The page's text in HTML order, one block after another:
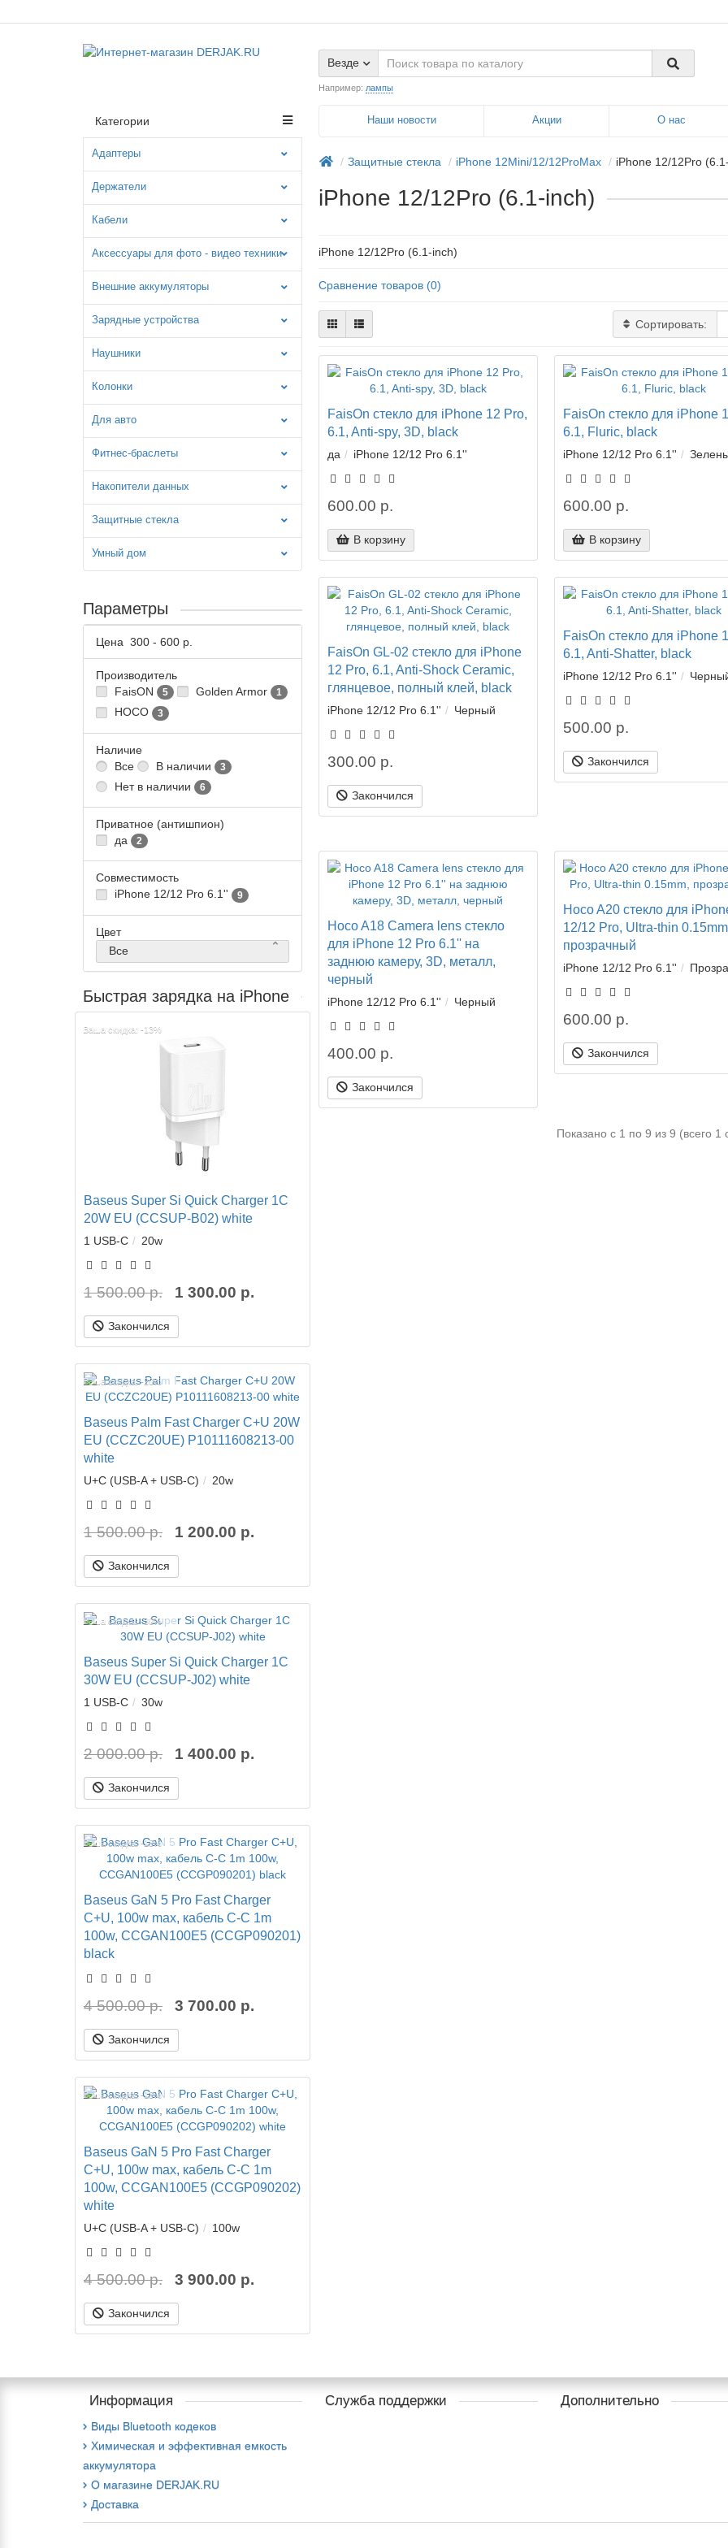
Везде
Например: лампы
Наши новости Акции О нас
Категории
Адаптеры
Держатели
Кабели
Аксессуары для фото - видео техники
Внешние аккумуляторы
Зарядные устройства
Наушники
Колонки
Для авто
Фитнес-браслеты
Накопители данных
Защитные стекла
Умный дом
Защитные стекла iPhone 12Mini/12/12ProMax iPhone 12/12Pro
Параметры
Цена 300 - 600 р.
Производитель
FaisON
5 Golden Armor 1
HOCO 3
Наличие
Все
В наличии 3
Нет в наличии 6
Приватное (антишпион)
да
2
Совместимость
iPhone 12/12 Pro 6.1''
9
Цвет
Все
Быстрая зарядка на iPhone
Ваша скидка: -13%
Baseus Super Si Quick Charger 1C
20W EU (CCSUP-B02) white
1 USB-C 20w
1 500.00 р. 1 300.00 р.
Закончился
Ваша скидка: -20%
Baseus Palm Fast Charger C+U 20W
EU (CCZC20UE) P10111608213-00
white
U+C (USB-A + USB-C) 20w
1 500.00 р. 1 200.00 р.
Закончился
Ваша скидка: -30%
Baseus Super Si Quick Charger 1C
30W EU (CCSUP-J02) white
1 USB-C 30w
2 000.00 р. 1 400.00 р.
Закончился
Ваша скидка: -18%
Baseus GaN 5 Pro Fast Charger
C+U, 100w max, кабель C-C 1m
100w, CCGAN100E5 (CCGP090201)
black
4 500.00 р. 3 700.00 р.
Закончился
Ваша скидка: -13%
Baseus GaN 5 Pro Fast Charger
C+U, 100w max, кабель C-C 1m
100w, CCGAN100E5 (CCGP090202)
white
U+C (USB-A + USB-C) 100w
4 500.00 р. 3 900.00 р.
Закончился
iPhone 12/12Pro (6.1-inch)
iPhone 12/12Pro (6.1-inch)
Сравнение товаров (0)
Сортировать:
FaisOn стекло для iPhone 12 Pro,
6.1, Anti-spy, 3D, black
да iPhone 12/12 Pro 6.1''
600.00 р.
В корзину
FaisOn стекло для iPhone
6.1, Fluric, black
iPhone 12/12 Pro 6.1''
600.00 р.
В корзину
FaisOn GL-02 стекло для iPhone
12 Pro, 6.1, Anti-Shock Ceramic,
глянцевое, полный клей, black
iPhone 12/12 Pro 6.1'' Черный
300.00 р.
Закончился
FaisOn стекло для iPhone
6.1, Anti-Shatter, black
iPhone 12/12 Pro 6.1''
500.00 р.
Закончился
Hoco A18 Camera lens стекло
для iPhone 12 Pro 6.1'' на
заднюю камеру, 3D, металл,
черный
iPhone 12/12 Pro 6.1'' Черный
400.00 р.
Закончился
Hoco A20 стекло для
12/12 Pro, Ultra-thin
прозрачный
iPhone 12/12 Pro 6.1''
600.00 р.
Закончился
Показано с 1 по 9 из 9 (всего 1
Информация
Виды Bluetooth кодеков
Химическая и эффективная емкость
аккумулятора
О магазине DERJAK.RU
Доставка
Служба поддержки Дополнительно